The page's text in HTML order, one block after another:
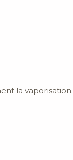
la vaporisation.